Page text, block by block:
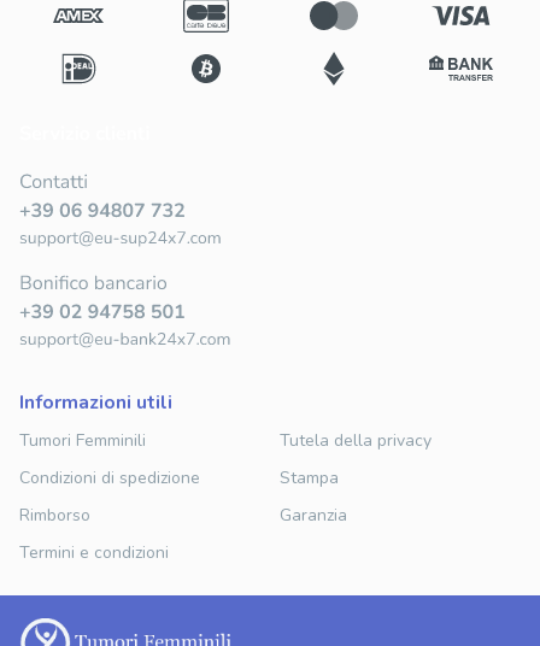
informazioni utili
Tumori Femminili
Condizioni di spedizione
Rimborso
Termini e condizioni
Tutela della privacy
Stampa
Garanzia